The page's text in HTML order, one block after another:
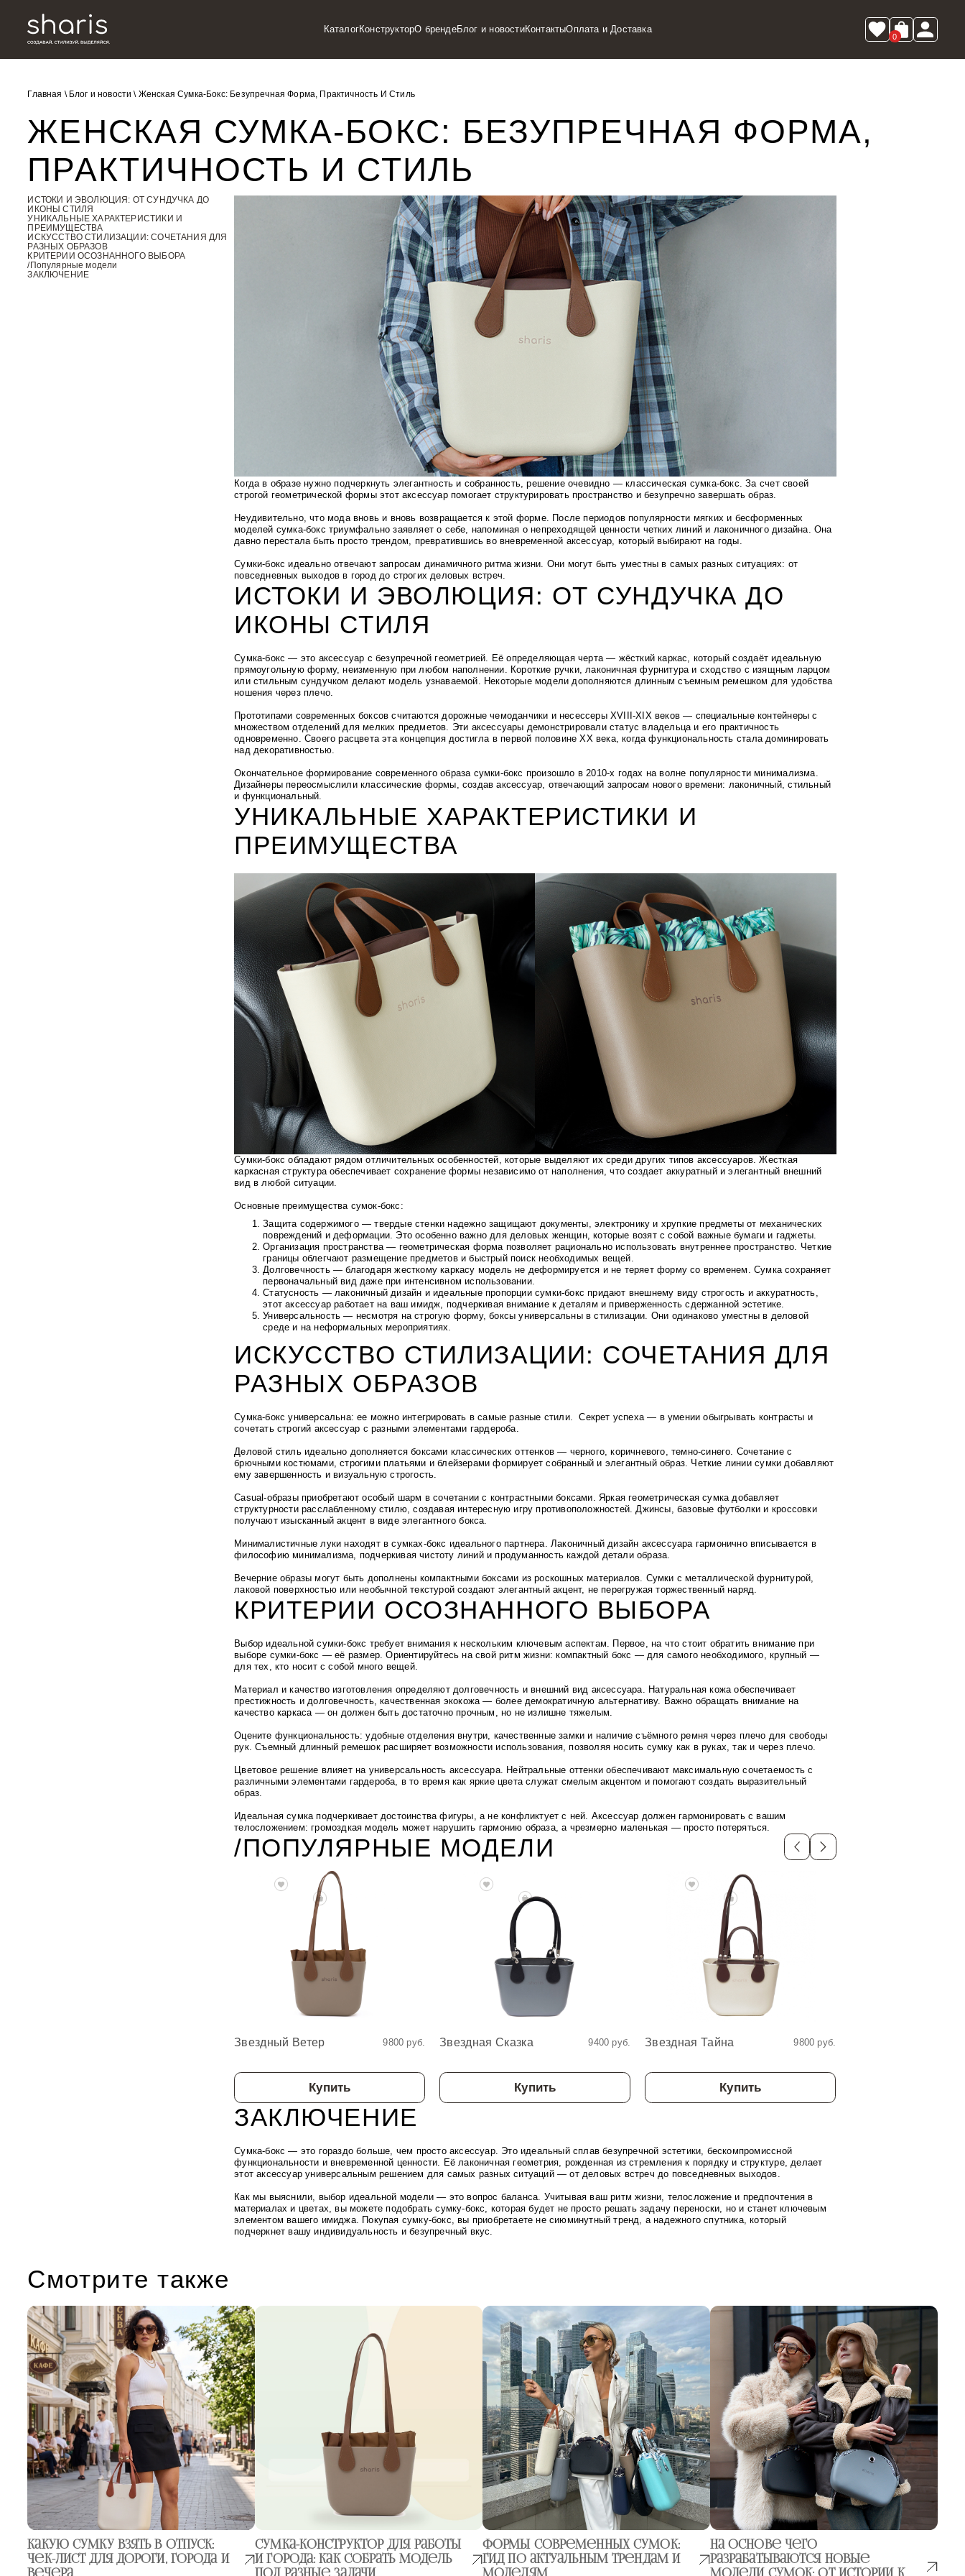
КаталогКонструкторО брендеБлог и новостиКонтактыОплата и Доставка
0
Главная \ Блог и новости \ Женская Сумка-Бокс: Безупречная Форма, Практичность И Стиль
ЖЕНСКАЯ СУМКА-БОКС: БЕЗУПРЕЧНАЯ ФОРМА,
ПРАКТИЧНОСТЬ И СТИЛЬ
ИСТОКИ И ЭВОЛЮЦИЯ: ОТ СУНДУЧКА ДО
ИКОНЫ СТИЛЯ
УНИКАЛЬНЫЕ ХАРАКТЕРИСТИКИ И
ПРЕИМУЩЕСТВА
ИСКУССТВО СТИЛИЗАЦИИ: СОЧЕТАНИЯ ДЛЯ
РАЗНЫХ ОБРАЗОВ
КРИТЕРИИ ОСОЗНАННОГО ВЫБОРА
/Популярные модели
ЗАКЛЮЧЕНИЕ
Когда в образе нужно подчеркнуть элегантность и собранность, решение очевидно — классическая сумка-бокс. За счет своей
строгой геометрической формы этот аксессуар помогает структурировать пространство и безупречно завершать образ.
Неудивительно, что мода вновь и вновь возвращается к этой форме. После периодов популярности мягких и бесформенных
моделей сумка-бокс триумфально заявляет о себе, напоминая о непреходящей ценности четких линий и лаконичного дизайна. Она
давно перестала быть просто трендом, превратившись во вневременной аксессуар, который выбирают на годы.
Сумки-бокс идеально отвечают запросам динамичного ритма жизни. Они могут быть уместны в самых разных ситуациях: от
повседневных выходов в город до строгих деловых встреч.
ИСТОКИ И ЭВОЛЮЦИЯ: ОТ СУНДУЧКА ДО
ИКОНЫ СТИЛЯ
Сумка-бокс— это аксессуар с безупречной геометрией. Её определяющая черта — жёсткий каркас, который создаёт идеальную
прямоугольную форму, неизменную при любом наполнении. Короткие ручки, лаконичная фурнитура и сходство с изящным ларцом
или стильным сундучком делают модель узнаваемой. Некоторые модели дополняются длинным съемным ремешком для удобства
ношения через плечо.
Прототипами современных боксов считаются дорожные чемоданчики и несессеры XVIII-XIX веков — специальные контейнеры с
множеством отделений для мелких предметов. Эти аксессуары демонстрировали статус владельца и его практичность
одновременно. Своего расцвета эта концепция достигла в первой половине XX века,когда функциональность стала доминировать
над декоративностью.
Окончательное формирование современного образа сумки-бокс произошло в 2010-х годах на волне популярности минимализма.
Дизайнеры переосмыслили классические формы, создав аксессуар, отвечающий запросам нового времени: лаконичный, стильный
и функциональный.
УНИКАЛЬНЫЕ ХАРАКТЕРИСТИКИ И
ПРЕИМУЩЕСТВА
Сумки-бокс обладают рядом отличительных особенностей, которые выделяют их среди других типов аксессуаров. Жесткая
каркасная структура обеспечивает сохранение формы независимо от наполнения, что создает аккуратный и элегантный внешний
вид в любой ситуации.
Основные преимущества сумок-бокс:
Защита содержимого — твердые стенки надежно защищают документы, электронику и хрупкие предметы от механических
повреждений и деформации. Это особенно важно для деловых женщин, которые возят с собой важные бумаги и гаджеты.
Организация пространства — геометрическая форма позволяет рационально использовать внутреннее пространство. Четкие
границы облегчают размещение предметов и быстрый поиск необходимых вещей.
Долговечность —благодаря жесткому каркасу модель не деформируется и не теряет форму со временем . Сумка сохраняет
первоначальный вид даже при интенсивном использовании.
Статусность — лаконичный дизайн и идеальные пропорции сумки-бокс придают внешнему виду строгость и аккуратность,
этот аксессуар работает на ваш имидж, подчеркивая внимание к деталям и приверженность сдержанной эстетике.
Универсальность — несмотря на строгую форму, боксы универсальны в стилизации. Они одинаково уместны в деловой
среде и на неформальных мероприятиях.
ИСКУССТВО СТИЛИЗАЦИИ: СОЧЕТАНИЯ ДЛЯ
РАЗНЫХ ОБРАЗОВ
Сумка-бокс универсальна: ее можно интегрировать в самые разные стили.
Секрет успеха — в умении обыгрывать контрасты и
сочетать строгий аксессуар с разными элементами гардероба.
Деловой стиль идеально дополняется боксами классических оттенков — черного, коричневого, темно-синего. Сочетание с
брючными костюмами, строгими платьями и блейзерамиформирует собранный и элегантный образ. Четкие линии сумки добавляют
ему завершенность и визуальную строгость.
Casual-образы приобретают особый шарм в сочетании с контрастными боксами. Яркая геометрическая сумка добавляет
структурности расслабленному стилю, создавая интересную игру противоположностей. Джинсы, базовые футболки и кроссовки
получают изысканный акцент в виде элегантного бокса.
Минималистичные луки находят в сумках-бокс идеального партнера. Лаконичный дизайн аксессуара гармонично вписывается в
философию минимализма, подчеркивая чистоту линий и продуманность каждой детали образа.
Вечерние образы могут быть дополнены компактными боксами из роскошных материалов. Сумки с металлической фурнитурой,
лаковой поверхностью или необычной текстурой создают элегантный акцент, не перегружая торжественный наряд.
КРИТЕРИИ ОСОЗНАННОГО ВЫБОРА
Выбор идеальной сумки-бокс требует внимания к нескольким ключевым аспектам. Первое, на что стоит обратить внимание при
выборе сумки-бокс — её размер. Ориентируйтесь на свой ритм жизни: компактный бокс — для самого необходимого, крупный —
для тех, кто носит с собой много вещей.
Материал и качество изготовления определяют долговечность и внешний вид аксессуара. Натуральная кожа обеспечивает
престижность и долговечность, качественная экокожа — более демократичную альтернативу. Важно обращать внимание на
качество каркаса — он должен быть достаточно прочным, но не излишне тяжелым.
Оцените функциональность: удобные отделения внутри, качественные замки и наличие съёмного ремня через плечо для свободы
рук.Съемный длинный ремешок расширяет возможности использования, позволяя носить сумку как в руках, так и через плечо.
Цветовое решение влияет на универсальность аксессуара. Нейтральные оттенки обеспечивают максимальную сочетаемость с
различными элементами гардероба, в то время как яркие цвета служат смелым акцентом и помогают создать выразительный
образ.
Идеальная сумка подчеркивает достоинства фигуры, а не конфликтует с ней. Аксессуар должен гармонировать с вашим
телосложением: громоздкая модель может нарушить гармонию образа, а чрезмерно маленькая — просто потеряться.
/ПОПУЛЯРНЫЕ МОДЕЛИ
Звездный Ветер 9800 руб.
Купить
Звездная Сказка 9400 руб.
Купить
Звездная Тайна 9800 руб.
Купить
ЗАКЛЮЧЕНИЕ
Сумка-бокс — это гораздо больше, чем просто аксессуар. Это идеальный сплав безупречной эстетики, бескомпромиссной
функциональности и вневременной ценности. Её лаконичная геометрия, рожденная из стремления к порядку и структуре, делает
этот аксессуар универсальным решением для самых разных ситуаций — от деловых встреч до повседневных выходов.
Как мы выяснили, выбор идеальной модели — это вопрос баланса. Учитывая ваш ритм жизни, телосложение и предпочтения в
материалах и цветах, вы можете подобрать сумку-бокс, которая будет не просто решать задачу переноски, но и станет ключевым
элементом вашего имиджа. Покупая сумку-бокс, вы приобретаете не сиюминутный тренд, а надежного спутника, который
подчеркнет вашу индивидуальность и безупречный вкус.
Смотрите также
Какую сумку взять в отпуск:
чек-лист для дороги, города и
Сумка-конструктор для работы
и города: как собрать модель
Формы современных сумок:
гид по актуальным трендам и
На основе чего
разрабатываются новые